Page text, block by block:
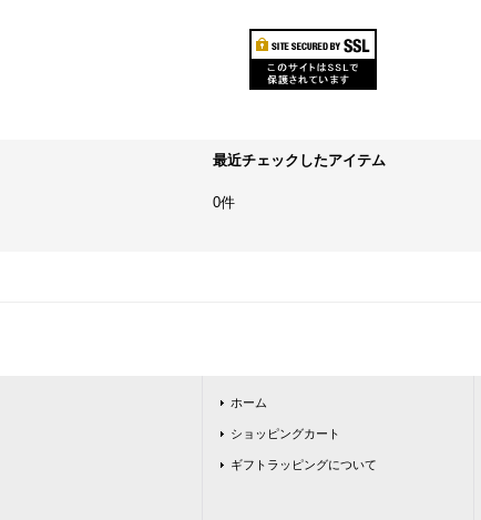
最近チェックしたアイテム
0件
ホーム
ショッピングカート
ギフトラッピングについて